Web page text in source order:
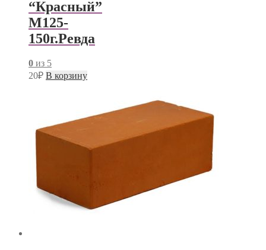
“Красный”
М125-
150г.Ревда
0 из 5
20₽ В корзину